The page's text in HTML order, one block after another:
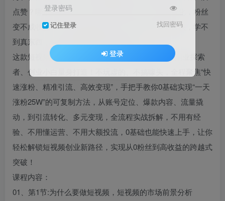
点赞？哪怕偶尔涨粉，也不知道如何引流、如何转化，粉丝
变不成收益，白白浪费流量红利？担心课程全是噱头，学不
到真东西，错过短视频创业的黄金风口？
这款短视频创业课程，专为0基础短视频创业者、副业探索
者、创业小白量身打造！不玩虚的、不搞噱头，全程聚焦“快
速涨粉、精准引流、高效变现”，手把手教你0基础实现“一天
涨粉25W”的可复制方法，从账号定位、爆款内容、流量撬
动，到引流转化、多元变现，全流程实战拆解，不用有经
验、不用懂运营、不用大额投流，0基础也能快速上手，让你
轻松解锁短视频创业新路径，实现从0粉丝到高收益的跨越式
突破！
课程内容：
01、第1节:为什么要做短视频，短视频的市场前景分析
登录密码
记住登录 找回密码
登录